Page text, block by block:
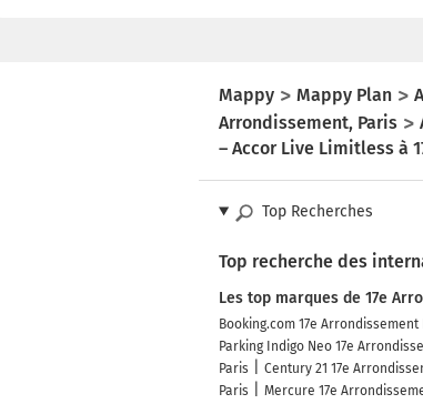
Mappy Mappy Plan
Arrondissement, Paris
– Accor Live Limitless à
Top Recherches
Top recherche des
Les top marques de 17e
Booking.com 17e Arrondissement
Parking Indigo Neo 17e
Paris
Century 21 17e
Paris
Mercure 17e